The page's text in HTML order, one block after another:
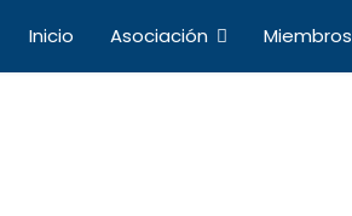
Inicio Asociación Miembros